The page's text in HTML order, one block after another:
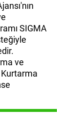
SIGMA
ve